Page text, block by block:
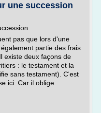
une succession
pas que lors d'une
partie des frais
existe deux façons de
: le testament et la
sans testament). C'est
ici. Car il oblige...